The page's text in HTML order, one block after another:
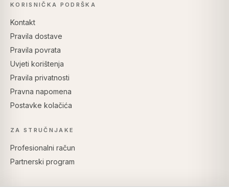
KORISNIČKA PODRŠKA
Kontakt
Pravila dostave
Pravila povrata
Uvjeti korištenja
Pravila privatnosti
Pravna napomena
Postavke kolačića
ZA STRUČNJAKE
Profesionalni račun
Partnerski program